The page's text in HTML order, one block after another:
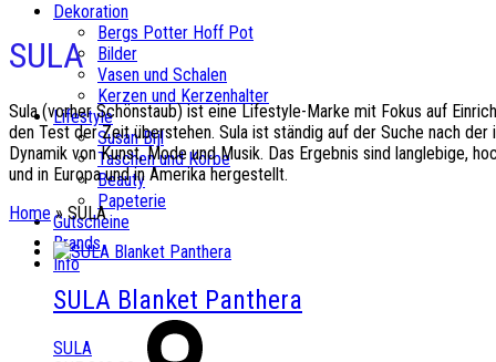
Dekoration
Bergs Potter Hoff Pot
Bilder
Vasen und Schalen
Kerzen und Kerzenhalter
Lifestyle
Susan Bijl
Taschen und Körbe
Beauty
Papeterie
Gutscheine
Brands
Info
SULA
Sula (vorher Schönstaub) ist eine Lifestyle-Marke mit Fokus auf
den Test der Zeit überstehen. Sula ist ständig auf der Suche nach
Dynamik von Kunst, Mode und Musik. Das Ergebnis sind langlebige,
und in Europa und in Amerika hergestellt.
Home»SULA
SULA Blanket Panthera
SULA